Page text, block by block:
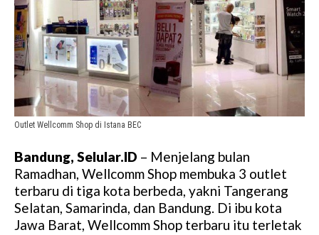
Outlet Wellcomm Shop di Istana BEC
Bandung, Selular.ID – Menjelang bulan
Ramadhan, Wellcomm Shop membuka 3 outlet
terbaru di tiga kota berbeda, yakni Tangerang
Selatan, Samarinda, dan Bandung. Di ibu kota
Jawa Barat, Wellcomm Shop terbaru itu terletak